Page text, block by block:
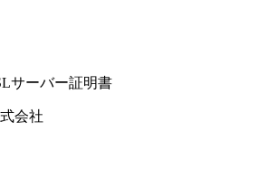
サーバー証明書
会社